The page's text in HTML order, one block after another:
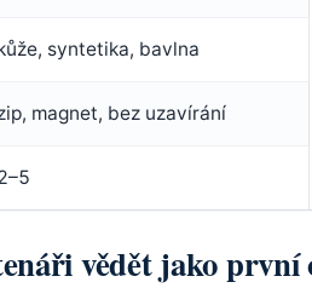
syntetika, bavlna
magnet, bez uzavírání
vědět jako první